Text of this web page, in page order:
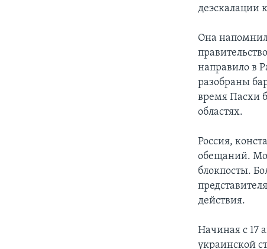
деэскалации
Она
направило в
разобраны
время Пасхи
областях.
Россия,
обещаний.
блокпосты.
действия.
Начиная с 17
украинской